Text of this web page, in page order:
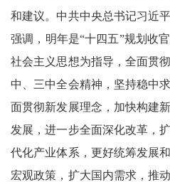
和建议。中共中央总书记习近
强调，明年是“十四五”规划收
社会主义思想为指导，全面贯
中、三中全会精神，坚持稳中
面贯彻新发展理念，加快构建
发展，进一步全面深化改革，
代化产业体系，更好统筹发展
宏观政策，扩大国内需求，推